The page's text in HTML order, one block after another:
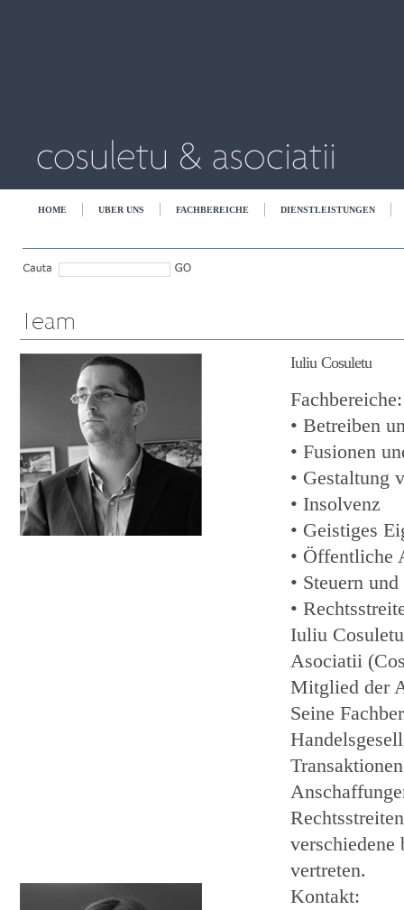
HOME UBER UNS FACHBEREICHE DIENSTLEISTUNGEN
Iuliu Cosuletu
Fachbereiche:
• Betreiben
• Fusionen
• Gestaltung
• Insolvenz
• Geistiges
• Öffentliche
• Steuern
•
Iuliu
Asociatii
Mitglied der
Seine
verschiedene
vertreten.
Kontakt: